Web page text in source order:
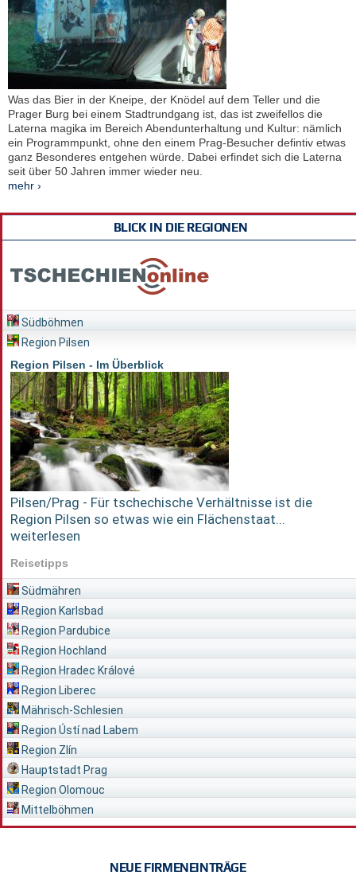
Was das Bier in der Kneipe, der Knödel auf dem Teller und die
Prager Burg bei einem Stadtrundgang ist, das ist zweifellos die
Laterna magika im Bereich Abendunterhaltung und Kultur: nämlich
ein Programmpunkt, ohne den einem Prag-Besucher defintiv etwas
ganz Besonderes entgehen würde. Dabei erfindet sich die Laterna
seit über 50 Jahren immer wieder neu.
mehr ›
BLICK IN DIE REGIONEN
Südböhmen
Region Pilsen
Region Pilsen - Im Überblick
Pilsen/Prag - Für tschechische Verhältnisse ist die
Region Pilsen so etwas wie ein Flächenstaat...
weiterlesen
Reisetipps
Südmähren
Region Karlsbad
Region Pardubice
Region Hochland
Region Hradec Králové
Region Liberec
Mährisch-Schlesien
Region Ústí nad Labem
Region Zlín
Hauptstadt Prag
Region Olomouc
Mittelböhmen
NEUE FIRMENEINTRÄGE